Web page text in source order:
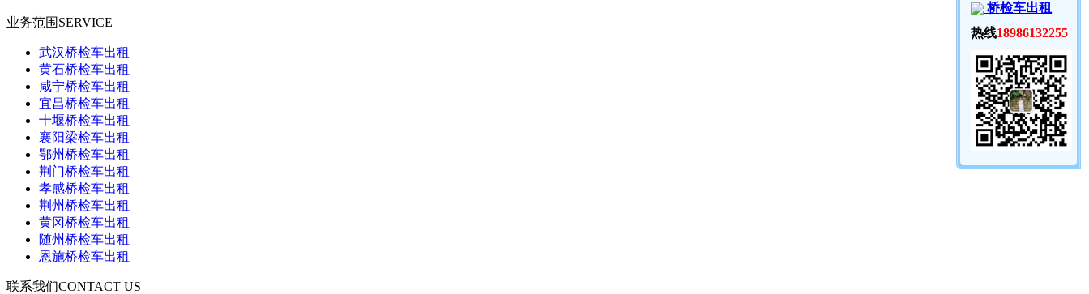
业务范围 SERVICE
武汉桥检车出租
黄石桥检车出租
咸宁桥检车出租
宜昌桥检车出租
十堰桥检车出租
襄阳梁检车出租
鄂州桥检车出租
荆门桥检车出租
孝感桥检车出租
荆州桥检车出租
黄冈桥检车出租
随州桥检车出租
恩施桥检车出租
联系我们CONTACT US
桥检车出租
热线18986132255